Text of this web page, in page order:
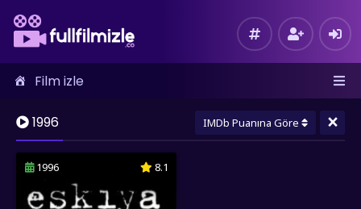
Film izle
1996 IMDb Puanına Göre ×
1996 8.1